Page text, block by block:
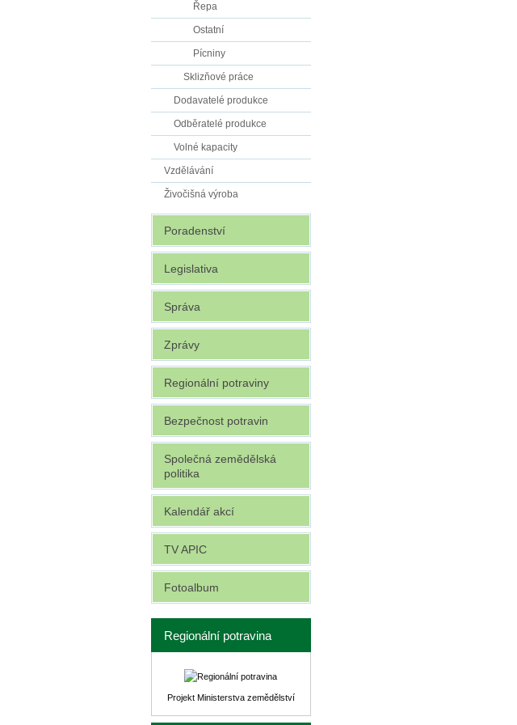
Řepa
Ostatní
Pícniny
Sklizňové práce
Dodavatelé produkce
Odběratelé produkce
Volné kapacity
Vzdělávání
Živočišná výroba
Poradenství
Legislativa
Správa
Zprávy
Regionální potraviny
Bezpečnost potravin
Společná zemědělská
politika
Kalendář akcí
TV APIC
Fotoalbum
Regionální potravina
Projekt Ministerstva zemědělství